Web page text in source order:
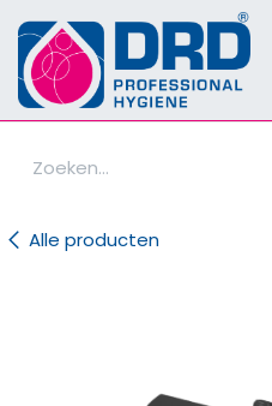
Alle producten